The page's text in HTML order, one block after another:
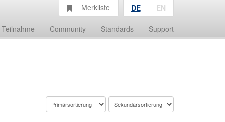
Teilnahme Community Standards Support
Merkliste DE EN